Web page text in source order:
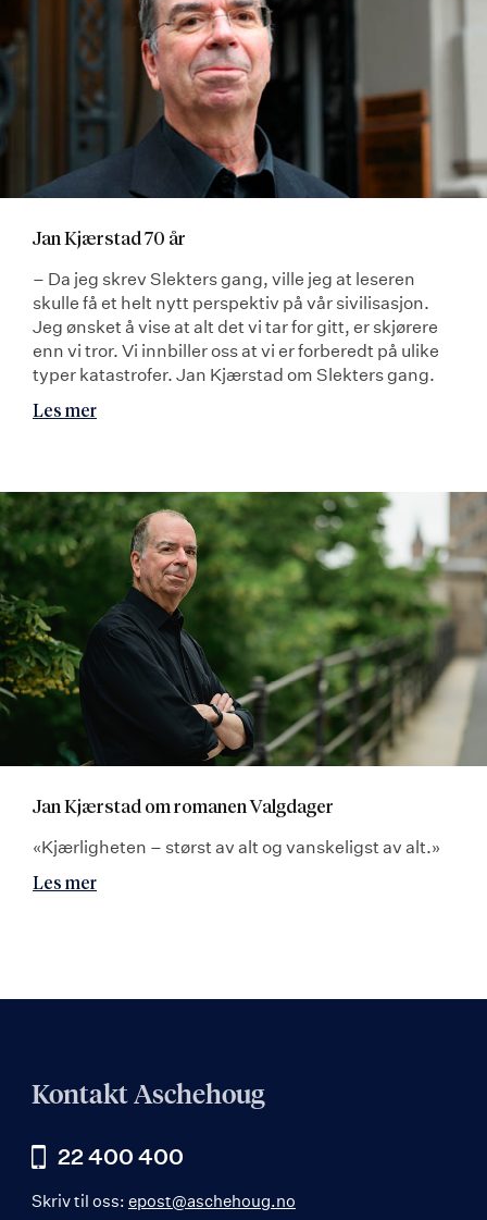
Jan Kjærstad 70 år
– Da jeg skrev Slekters gang, ville jeg at leseren
skulle få et helt nytt perspektiv på vår sivilisasjon.
Jeg ønsket å vise at alt det vi tar for gitt, er skjørere
enn vi tror. Vi innbiller oss at vi er forberedt på ulike
typer katastrofer. Jan Kjærstad om Slekters gang.
Les mer
Jan Kjærstad om romanen Valgdager
«Kjærligheten – størst av alt og vanskeligst av alt.»
Les mer
Kontakt Aschehoug
22 400 400
Skriv til oss: epost@aschehoug.no